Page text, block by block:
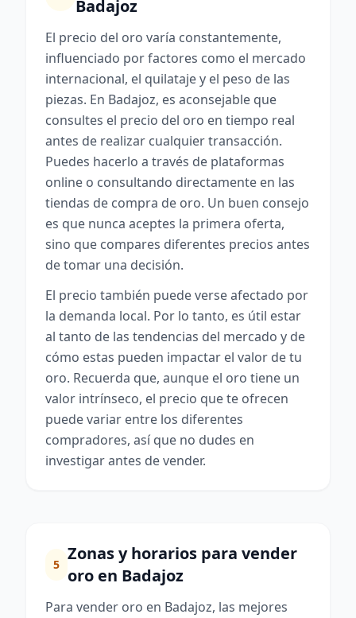
Badajoz
El precio del oro varía constantemente,
influenciado por factores como el mercado
internacional, el quilataje y el peso de las
piezas. En Badajoz, es aconsejable que
consultes el precio del oro en tiempo real
antes de realizar cualquier transacción.
Puedes hacerlo a través de plataformas
online o consultando directamente en las
tiendas de compra de oro. Un buen consejo
es que nunca aceptes la primera oferta,
sino que compares diferentes precios antes
de tomar una decisión.
El precio también puede verse afectado por
la demanda local. Por lo tanto, es útil estar
al tanto de las tendencias del mercado y de
cómo estas pueden impactar el valor de tu
oro. Recuerda que, aunque el oro tiene un
valor intrínseco, el precio que te ofrecen
puede variar entre los diferentes
compradores, así que no dudes en
investigar antes de vender.
5
Zonas y horarios para vender
oro en Badajoz
Para vender oro en Badajoz, las mejores